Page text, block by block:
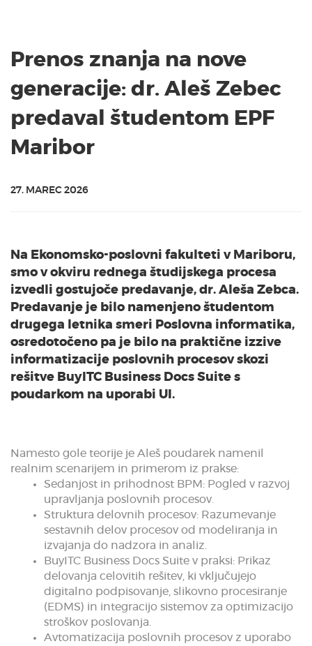
Prenos znanja na nove
generacije: dr. Aleš Zebec
predaval študentom EPF
Maribor
27. MAREC 2026
Na Ekonomsko-poslovni fakulteti v Mariboru,
smo v okviru rednega študijskega procesa
izvedli gostujoče predavanje, dr. Aleša Zebca.
Predavanje je bilo namenjeno študentom
drugega letnika smeri Poslovna informatika,
osredotočeno pa je bilo na praktične izzive
informatizacije poslovnih procesov skozi
rešitve BuyITC Business Docs Suite s
poudarkom na uporabi UI.
Namesto gole teorije je Aleš poudarek namenil
realnim scenarijem in primerom iz prakse:
Sedanjost in prihodnost BPM: Pogled v razvoj
upravljanja poslovnih procesov.
Struktura delovnih procesov: Razumevanje
sestavnih delov procesov od modeliranja in
izvajanja do nadzora in analiz.
BuyITC Business Docs Suite v praksi: Prikaz
delovanja celovitih rešitev, ki vključujejo
digitalno podpisovanje, slikovno procesiranje
(EDMS) in integracijo sistemov za optimizacijo
stroškov poslovanja.
Avtomatizacija poslovnih procesov z uporabo